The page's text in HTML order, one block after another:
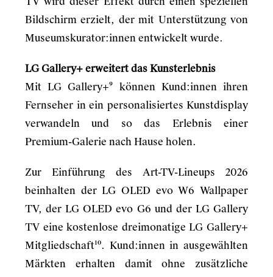
Bildschirm erzielt, der mit Unterstützung von
Museumskurator:innen entwickelt wurde.
LG Gallery+ erweitert das Kunsterlebnis
Mit LG Gallery+⁹ können Kund:innen ihren
Fernseher in ein personalisiertes Kunstdisplay
verwandeln und so das Erlebnis einer
Premium-Galerie nach Hause holen.
Zur Einführung des Art-TV-Lineups 2026
beinhalten der LG OLED evo W6 Wallpaper
TV, der LG OLED evo G6 und der LG Gallery
TV eine kostenlose dreimonatige LG Gallery+
Mitgliedschaft¹⁰. Kund:innen in ausgewählten
Märkten erhalten damit ohne zusätzliche